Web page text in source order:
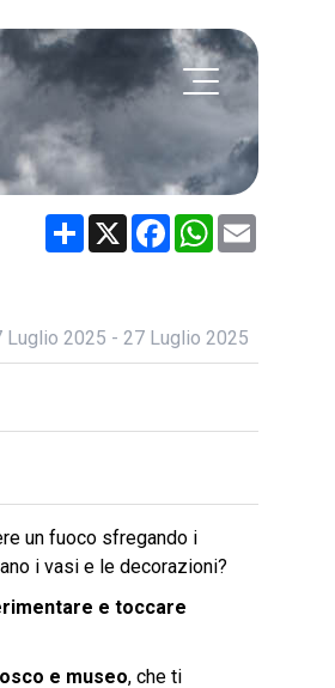
Share X FacebookWhatsApp
Luglio 2025 - 27 Luglio 2025
un fuoco sfregando i
i vasi e le decorazioni?
e toccare
e museo, che ti